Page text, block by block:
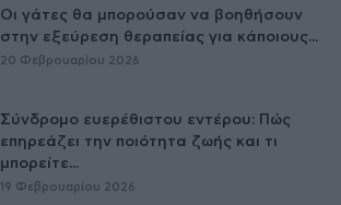
Οι γάτες θα μπορούσαν να βοηθήσουν
στην εξεύρεση θεραπείας για κάποιους...
20 Φεβρουαρίου 2026
Σύνδρομο ευερέθιστου εντέρου: Πώς
επηρεάζει την ποιότητα ζωής και τι
μπορείτε...
19 Φεβρουαρίου 2026